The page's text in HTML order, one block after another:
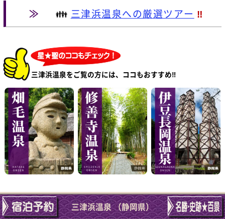
≫ 👪 三津浜温泉への厳選ツアー ‼
三津浜温泉をご覧の方には、ココもおすすめ‼
三津浜温泉 （静岡県）